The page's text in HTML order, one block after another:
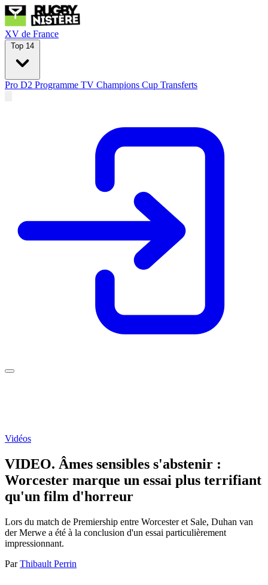
XV de France
Top 14
Pro D2 Programme TV Champions Cup Transferts
Vidéos
VIDEO. Âmes sensibles s'abstenir :
Worcester marque un essai plus terrifiant
qu'un film d'horreur
Lors du match de Premiership entre Worcester et Sale, Duhan van
der Merwe a été à la conclusion d'un essai particulièrement
impressionnant.
Par Thibault Perrin